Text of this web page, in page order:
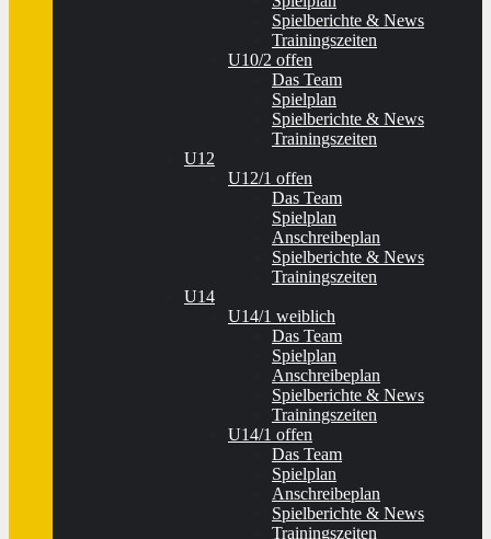
Spielberichte & News
Trainingszeiten
U10/2 offen
Das Team
Spielplan
Spielberichte & News
Trainingszeiten
U12
U12/1 offen
Das Team
Spielplan
Anschreibeplan
Spielberichte & News
Trainingszeiten
U14
U14/1 weiblich
Das Team
Spielplan
Anschreibeplan
Spielberichte & News
Trainingszeiten
U14/1 offen
Das Team
Spielplan
Anschreibeplan
Spielberichte & News
Trainingszeiten